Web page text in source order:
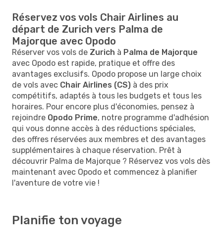
Réservez vos vols Chair Airlines au
départ de Zurich vers Palma de
Majorque avec Opodo
Réserver vos vols de Zurich à Palma de Majorque
avec Opodo est rapide, pratique et offre des
avantages exclusifs. Opodo propose un large choix
de vols avec Chair Airlines (CS) à des prix
compétitifs, adaptés à tous les budgets et tous les
horaires. Pour encore plus d'économies, pensez à
rejoindre Opodo Prime, notre programme d'adhésion
qui vous donne accès à des réductions spéciales,
des offres réservées aux membres et des avantages
supplémentaires à chaque réservation. Prêt à
découvrir Palma de Majorque ? Réservez vos vols dès
maintenant avec Opodo et commencez à planifier
l'aventure de votre vie !
Planifie ton voyage